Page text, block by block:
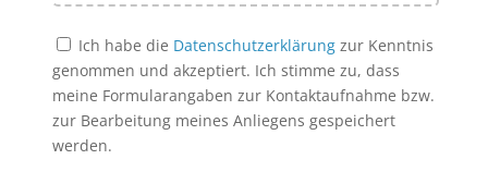
Ich habe die Datenschutzerklärung zur Kenntnis
genommen und akzeptiert. Ich stimme zu, dass
meine Formularangaben zur Kontaktaufnahme bzw.
zur Bearbeitung meines Anliegens gespeichert
werden.